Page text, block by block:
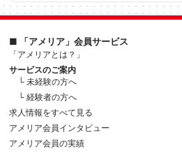
■ 「アメリア」会員サービス
「アメリアとは？」
サービスのご案内
└ 未経験の方へ
└ 経験者の方へ
求人情報をすべて見る
アメリア会員インタビュー
アメリア会員の実績